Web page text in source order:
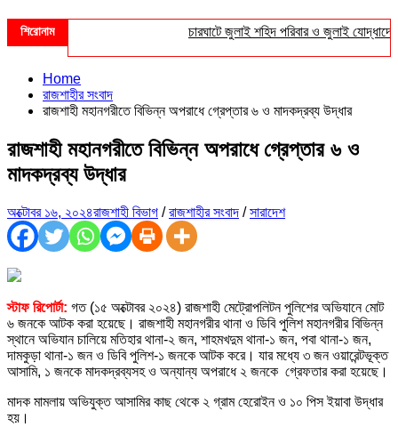
শিরোনাম চারঘাটে জুলাই শহিদ পরিবার ও জুলাই যোদ্ধাদের
Home
রাজশাহীর সংবাদ
রাজশাহী মহানগরীতে বিভিন্ন অপরাধে গ্রেপ্তার ৬ ও মাদকদ্রব্য উদ্ধার
রাজশাহী মহানগরীতে বিভিন্ন অপরাধে গ্রেপ্তার ৬ ও
মাদকদ্রব্য উদ্ধার
অক্টোবর ১৬, ২০২৪রাজশাহী বিভাগ /রাজশাহীর সংবাদ /সারাদেশ
স্টাফ রিপোর্টা: গত (১৫ অক্টোবর ২০২৪) রাজশাহী মেট্রোপলিটন পুলিশের অভিযানে মোট
৬ জনকে আটক করা হয়েছে। রাজশাহী মহানগরীর থানা ও ডিবি পুলিশ মহানগরীর বিভিন্ন
স্থানে অভিযান চালিয়ে মতিহার থানা-২ জন, শাহমখদুম থানা-১ জন, পবা থানা-১ জন,
দামকুড়া থানা-১ জন ও ডিবি পুলিশ-১ জনকে আটক করে। যার মধ্যে ৩ জন ওয়ারেন্টভূক্ত
আসামি, ১ জনকে মাদকদ্রব্যসহ ও অন্যান্য অপরাধে ২ জনকে গ্রেফতার করা হয়েছে।
মাদক মামলায় অভিযুক্ত আসামির কাছ থেকে ২ গ্রাম হেরোইন ও ১০ পিস ইয়াবা উদ্ধার
হয়।